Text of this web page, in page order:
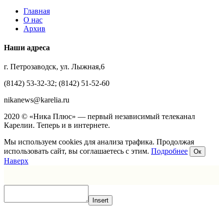
Главная
О нас
Архив
Наши адреса
г. Петрозаводск, ул. Лыжная,6
(8142) 53-32-32; (8142) 51-52-60
nikanews@karelia.ru
2020 © «Ника Плюс» — первый независимый телеканал
Карелии. Теперь и в интернете.
Мы используем cookies для анализа трафика. Продолжая
использовать сайт, вы соглашаетесь с этим. Подробнее Ок
Наверх
Insert